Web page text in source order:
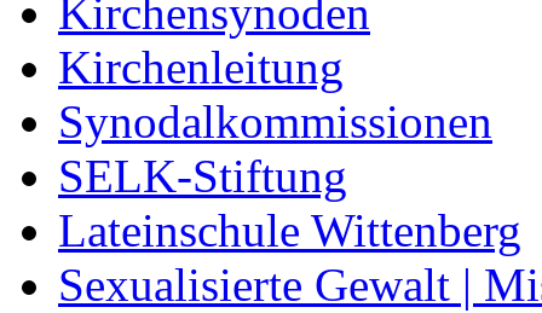
Kirchensynoden
Kirchenleitung
Synodalkommissionen
SELK-Stiftung
Lateinschule Wittenberg
Sexualisierte Gewalt |